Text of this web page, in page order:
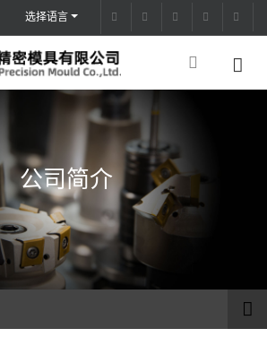
选择语言
公司简介